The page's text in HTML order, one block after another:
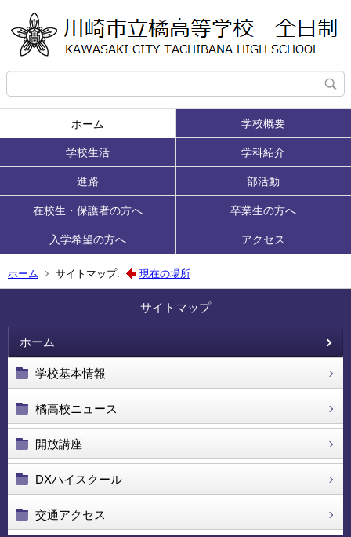
ホーム 学校概要
学校生活 学科紹介
進路 部活動
在校生・保護者の方へ 卒業生の方へ
入学希望の方へ アクセス
ホーム サイトマップ: 現在の場所
サイトマップ
ホーム
学校基本情報
橘高校ニュース
開放講座
DXハイスクール
交通アクセス